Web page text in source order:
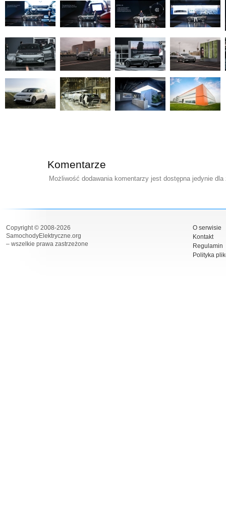
Komentarze
Możliwość dodawania komentarzy jest dostępna jedynie
Copyright © 2008-2026
SamochodyElektryczne.org
– wszelkie prawa zastrzeżone
O serwisie
Kontakt
Regulamin
Polityka